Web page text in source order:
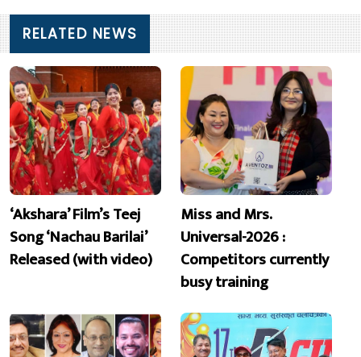
RELATED NEWS
‘Akshara’ Film’s Teej
Song ‘Nachau Barilai’
Released (with video)
Miss and Mrs.
Universal-2026 :
Competitors currently
busy training